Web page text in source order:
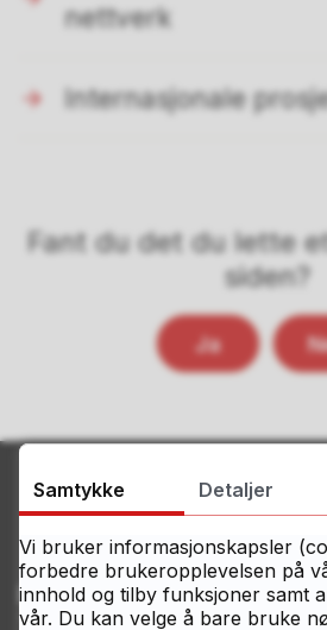
nettverk
Internasjonale
Fant du det du lette
siden?
Ja
Kontakt Østfolds
Samtykke Detaljer
Vi bruker informasjonskapsler
forbedre brukeropplevelsen på
innhold og tilby funksjoner samt
vår. Du kan velge å bare bruke